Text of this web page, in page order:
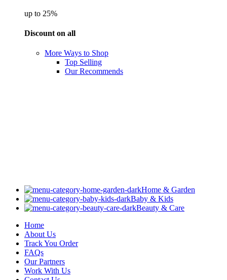
up to 25%
Discount on all
More Ways to Shop
Top Selling
Our Recommends
Home & Garden
Baby & Kids
Beauty & Care
Home
About Us
Track You Order
FAQs
Our Partners
Work With Us